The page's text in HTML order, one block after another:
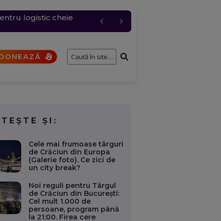
logistic cheie
consilier
fi analizat de SRI
interese. Ce case,
ȘI:
Cele mai frumoase târguri
de Crăciun din Europa
(Galerie foto). Ce zici de
un city break?
Noi reguli pentru Târgul
de Crăciun din București:
Cel mult 1.000 de
persoane, program până
la 21:00. Firea cere